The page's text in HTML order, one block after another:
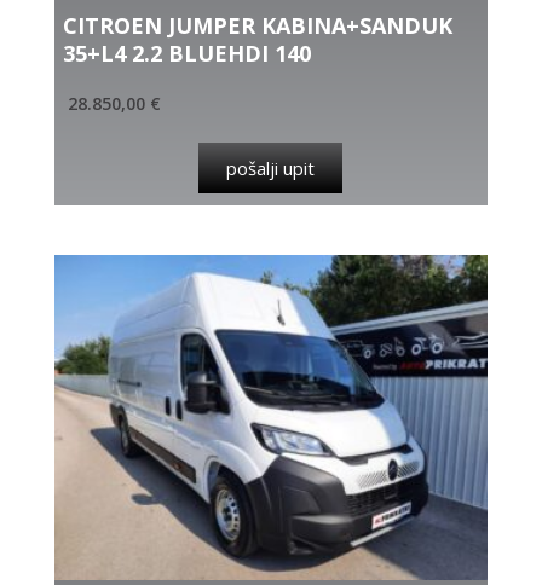
CITROEN JUMPER KABINA+SANDUK
35+L4 2.2 BLUEHDI 140
28.850,00 €
pošalji upit